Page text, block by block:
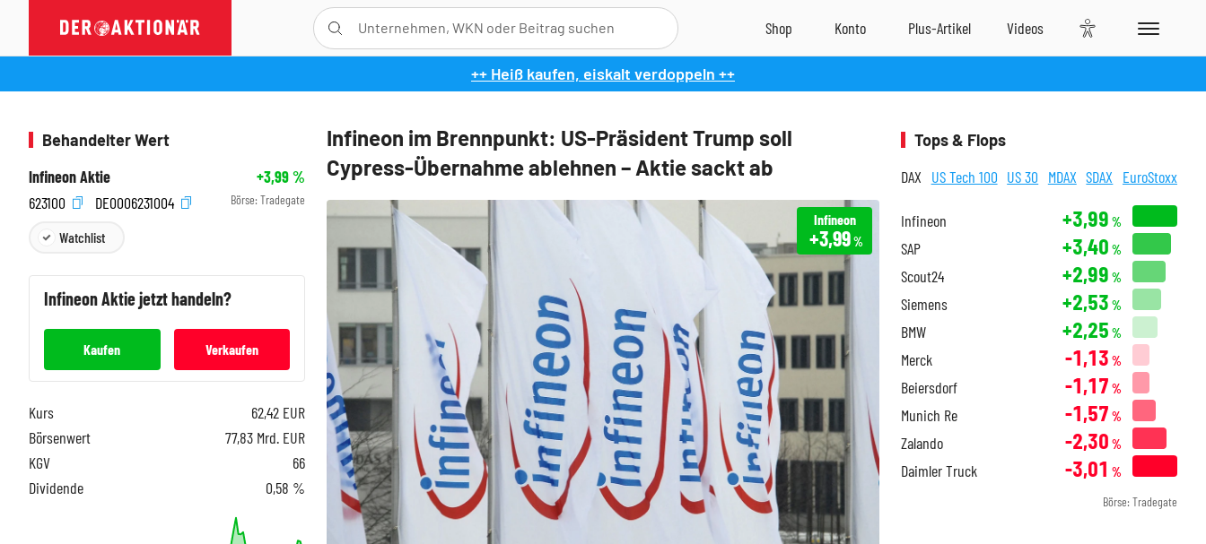
++ Heiß kaufen, eiskalt verdoppeln ++
Infineon im Brennpunkt: US-Präsident Trump soll
Cypress-Übernahme ablehnen – Aktie sackt ab
Infineon
+3,99%
Behandelter Wert
Infineon Aktie
+3,99%
623100
DE0006231004 Börse: Tradegate
Watchlist
InfineonAktie jetzt handeln?
Kaufen Verkaufen
Kurs 62,42 EUR
Börsenwert
77,83 Mrd. EUR
KGV
66
Dividende
0,58 %
Tops & Flops
DAX US Tech 100 US 30 MDAX SDAX EuroStoxx
Infineon +3,99 %
SAP +3,40 %
Scout24 +2,99 %
Siemens +2,53 %
BMW +2,25 %
Merck -1,13 %
Beiersdorf -1,17 %
Munich Re -1,57 %
Zalando -2,30 %
Daimler Truck -3,01 %
Börse: Tradegate